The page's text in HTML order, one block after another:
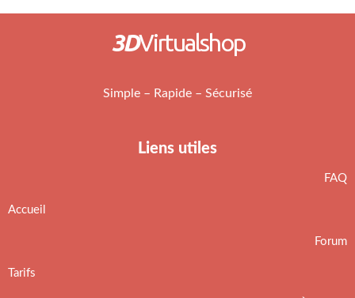
3DVirtualshop
Simple – Rapide – Sécurisé
Liens utiles
Accueil
Tarifs
FAQ
Forum